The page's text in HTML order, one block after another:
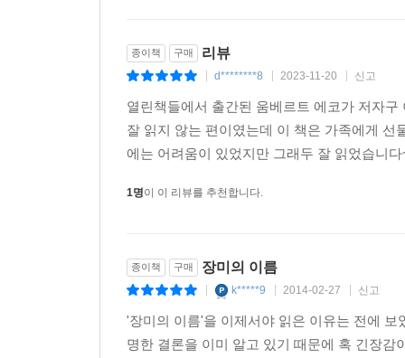
종이책 구매 리뷰
d********8 2023-11-20 신고
열린책들에서 출간된 움베르트 에코가 저자
잘 읽지 않는 편이였는데 이 책은 가족에게
에는 어려움이 있었지만 그래두 잘 읽었습니
1명이 이 리뷰를 추천합니다.
종이책 구매 장미의 이름
k*****9 2014-02-27 신고
'장미의 이름'을 이제서야 읽은 이유는 전에
명한 결론을 이미 알고 있기 때문에 혹 긴장